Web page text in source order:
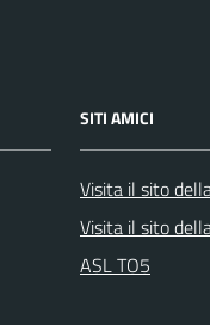
SITI AMICI
Visita il sito
Visita il sito
ASL TO5